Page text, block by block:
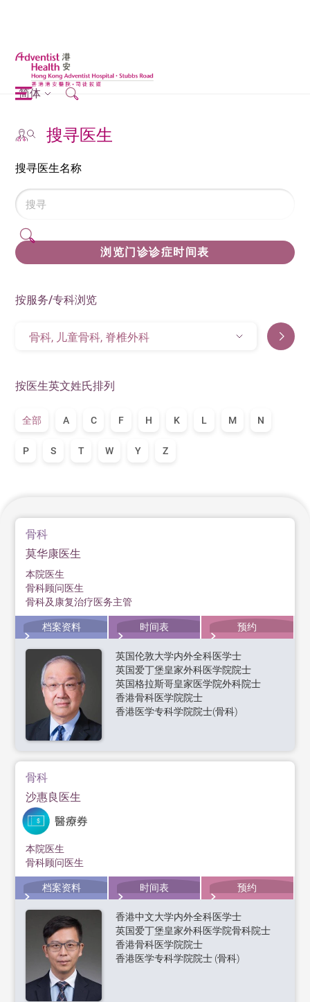
简体
搜寻医生
搜寻医生名称
浏览门诊诊症时间表
按服务/专科浏览
骨科, 儿童骨科, 脊椎外科
按医生英文姓氏排列
全部 A C F H K L M N
P S T W Y Z
骨科
莫华康医生
本院医生
骨科顾问医生
骨科及康复治疗医务主管
档案资料 时间表 预约
英国伦敦大学内外全科医学士
英国爱丁堡皇家外科医学院院士
英国格拉斯哥皇家医学院外科院士
香港骨科医学院院士
香港医学专科学院院士(骨科)
骨科
沙惠良医生
本院医生
骨科顾问医生
档案资料 时间表 预约
香港中文大学内外全科医学士
英国爱丁堡皇家外科医学院骨科院士
香港骨科医学院院士
香港医学专科学院院士 (骨科)